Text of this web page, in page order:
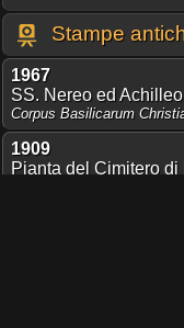
Stampe
1967
SS. Nereo ed
Corpus Basilicarum
1909
Pianta del Cimitero